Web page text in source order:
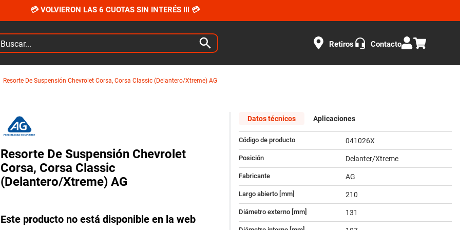
💳 VOLVIERON LAS 6 CUOTAS SIN INTERÉS !!! 💳
Retiros Contacto
Resorte De Suspensión Chevrolet Corsa, Corsa Classic (Delantero/Xtreme) AG
Resorte De Suspensión Chevrolet
Corsa, Corsa Classic
(Delantero/Xtreme) AG
Este producto no está disponible en la web
Datos técnicos Aplicaciones
Código de producto 041026X
Posición Delanter/Xtreme
Fabricante AG
Largo abierto [mm] 210
Diámetro externo [mm] 131